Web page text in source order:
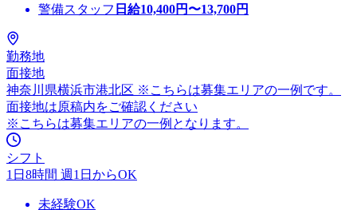
警備スタッフ 日給10,400円〜13,700円
勤務地
面接地
神奈川県横浜市港北区 ※こちらは募集エリアの一例です。
面接地は原稿内をご確認ください
※こちらは募集エリアの一例となります。
シフト
1日8時間 週1日からOK
未経験OK